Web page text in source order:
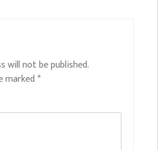
will not be published.
marked *